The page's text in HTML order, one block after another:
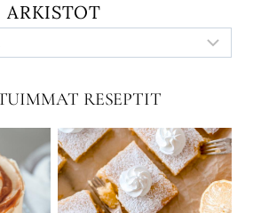
ARKISTOT
RESEPTIT